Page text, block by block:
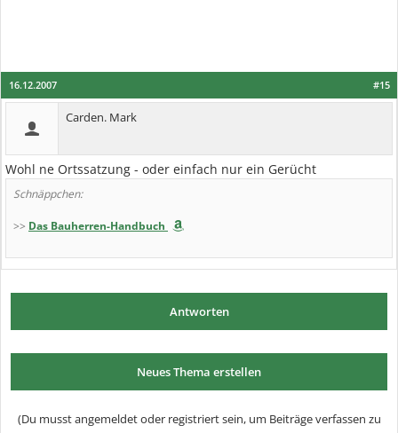
#15
16.12.2007
Carden. Mark
Wohl ne Ortssatzung - oder einfach nur ein Gerücht
Schnäppchen:
>> Das Bauherren-Handbuch
Antworten
Neues Thema erstellen
(Du musst angemeldet oder registriert sein, um Beiträge verfassen zu